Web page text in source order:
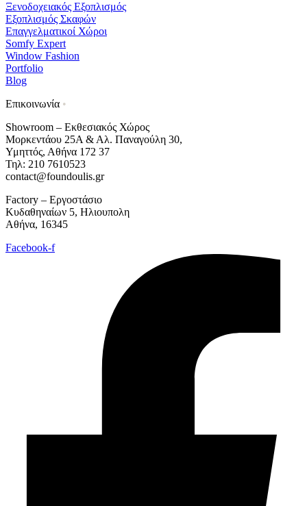
Ξενοδοχειακός Εξοπλισμός
Εξοπλισμός Σκαφών
Επαγγελματικοί Χώροι
Somfy Expert
Window Fashion
Portfolio
Blog
Επικοινωνία •
Showroom – Εκθεσιακός Χώρος
Μορκεντάου 25Α & Αλ. Παναγούλη 30,
Υμηττός, Αθήνα 172 37
Τηλ: 210 7610523
contact@foundoulis.gr
Factory – Εργοστάσιο
Κυδαθηναίων 5, Ηλιουπολη
Αθήνα, 16345
Facebook-f